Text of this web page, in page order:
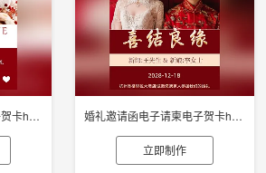
婚礼邀请函电子请柬电子贺卡h5制作 婚礼邀请函电子请柬电子贺卡h5制作
立即制作